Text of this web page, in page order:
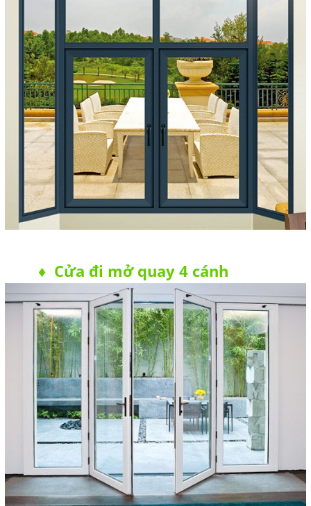
♦ Cửa đi mở quay 4 cánh